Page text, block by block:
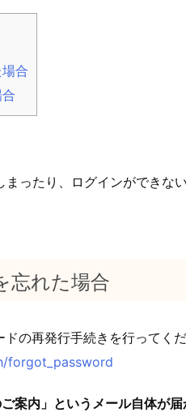
合
まったり、ログインができな
忘れた場合
の再発行手続きを行ってくだ
forgot_password
ご案内」というメール自体が